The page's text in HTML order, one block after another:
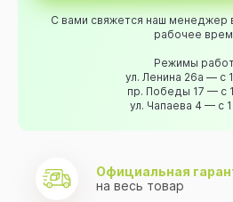
С вами свяжется наш менеджер
рабочее
Режимы
ул. Ленина 26а — с
пр. Победы 17 — с
ул. Чапаева 4 — с
Официальная
на весь товар